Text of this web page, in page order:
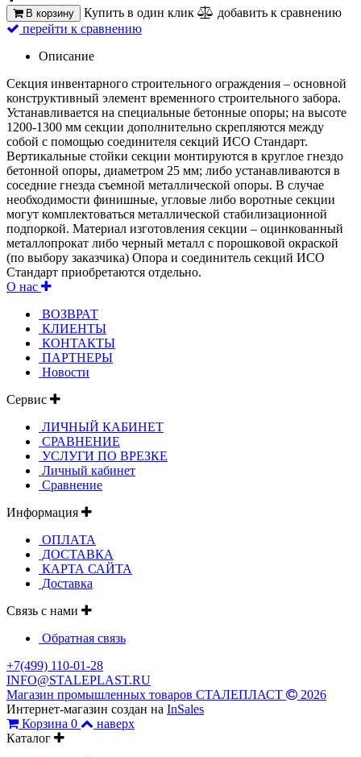
В корзину Купить в один клик
добавить к сравнению
перейти к сравнению
Описание
Секция инвентарного строительного ограждения – основной
конструктивный элемент временного строительного забора.
Устанавливается на специальные бетонные опоры; на высоте
1200-1300 мм секции дополнительно скрепляются между
собой с помощью соединителя секций ИСО Стандарт.
Вертикальные стойки секции монтируются в круглое гнездо
бетонной опоры, диаметром 25 мм; либо устанавливаются в
соседние гнезда съемной металлической опоры. В случае
необходимости финишные, угловые либо воротные секции
могут комплектоваться металлической стабилизационной
подпоркой. Материал изготовления секции – оцинкованный
металлопрокат либо черный металл с порошковой окраской
(по выбору заказчика) Опора и соединитель секций ИСО
Стандарт приобретаются отдельно.
О нас
ВОЗВРАТ
КЛИЕНТЫ
КОНТАКТЫ
ПАРТНЕРЫ
Новости
Сервис
ЛИЧНЫЙ КАБИНЕТ
СРАВНЕНИЕ
УСЛУГИ ПО ВРЕЗКЕ
Личный кабинет
Сравнение
Информация
ОПЛАТА
ДОСТАВКА
КАРТА САЙТА
Доставка
Связь с нами
Обратная связь
+7(499) 110-01-28
INFO@STALEPLAST.RU
Магазин промышленных товаров СТАЛЕПЛАСТ
2026
Интернет-магазин создан на InSales
Корзина 0
наверх
Каталог